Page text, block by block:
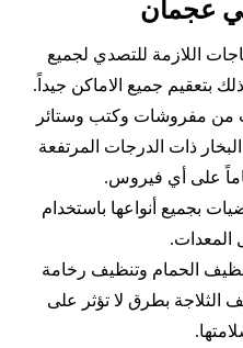
عجمان
اللازمة للتصدي لجميع
بتعقيم جميع الاماكن جيداً.
من مفروشات وكتب وستائر
ذات الدرجات المرتفعة
على أي فيروس.
بجميع أنواعها باستخدام
المعدات.
الحمام وتنظيف رخامة
الثلاجة بطرق لا تؤثر على